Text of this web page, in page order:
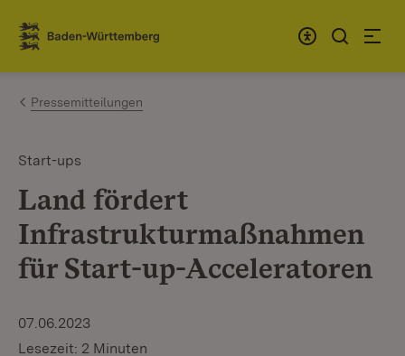
Zum Inhalt springen
Link zur Startseite
Pressemitteilungen
Start-ups
Land fördert
Infrastrukturmaßnahmen
für Start-up-Acceleratoren
07.06.2023
Lesezeit: 2 Minuten